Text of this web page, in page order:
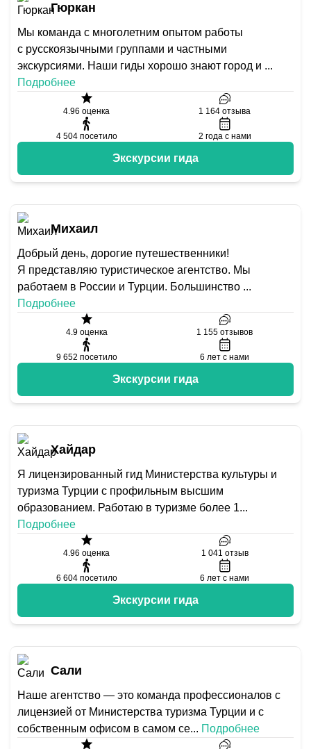
Гюркан
Мы команда с многолетним опытом работы
с русскоязычными группами и частными
экскурсиями. Наши гиды хорошо знают город и ...
Подробнее
4.96 оценка 1 164 отзыва
4 504 посетило 2 года с нами
Экскурсии гида
Михаил
Добрый день, дорогие путешественники!
Я представляю туристическое агентство. Мы
работаем в России и Турции. Большинство ...
Подробнее
4.9оценка 1 155 отзывов
9 652 посетило 6 лет с нами
Экскурсии гида
Хайдар
Я лицензированный гид Министерства культуры и
туризма Турции с профильным высшим
образованием. Работаю в туризме более 1...
Подробнее
4.96 оценка 1 041 отзыв
6 604 посетило 6 лет с нами
Экскурсии гида
Сали
Наше агентство — это команда профессионалов с
лицензией от Министерства туризма Турции и с
собственным офисом в самом се... Подробнее